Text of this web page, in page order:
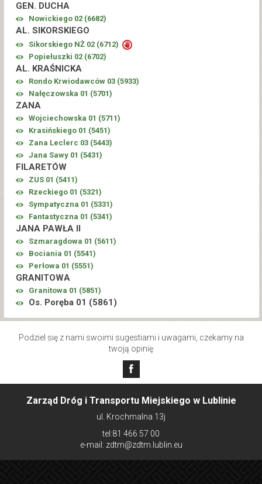
GEN. DUCHA
Nowickiego 02 (6682)
AL. SIKORSKIEGO
Sikorskiego NŻ 02 (6712)
Popiełuszki 02 (6702)
AL. KRAŚNICKA
Rondo Krwiodawców 03 (5933)
Nałęczowska 01 (5701)
ZANA
Wojciechowska 01 (5711)
Krasińskiego 01 (5451)
Zana Leclerc 03 (5443)
Jana Sawy 01 (5431)
FILARETÓW
ZUS 01 (5411)
Rzeckiego 01 (5321)
Sympatyczna 01 (5331)
Fantastyczna 01 (5341)
JANA PAWŁA II
Szmaragdowa 01 (5611)
Bociania 01 (5541)
Perłowa 01 (5551)
GRANITOWA
Granitowa 01 (5851)
Os. Poręba 01 (5861 )
Podziel się z nami swoimi sugestiami i uwagami, czekamy na
twoją opinię
Zarząd Dróg i Transportu Miejskiego w Lublinie
ul. Krochmalna 13j
tel:81 466 57 00
e-mail: zdtm@zdtm.lublin.eu